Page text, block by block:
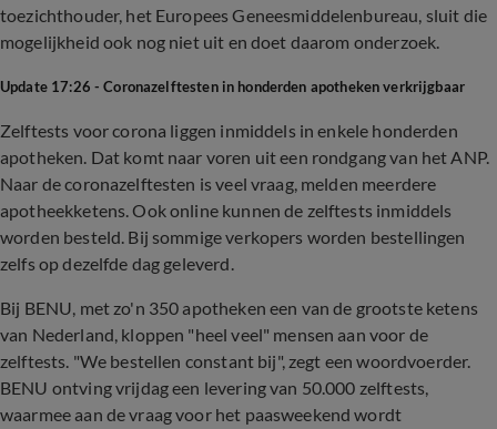
toezichthouder, het Europees Geneesmiddelenbureau, sluit die
mogelijkheid ook nog niet uit en doet daarom onderzoek.
Update 17:26 - Coronazelftesten in honderden apotheken verkrijgbaar
Zelftests voor corona liggen inmiddels in enkele honderden
apotheken. Dat komt naar voren uit een rondgang van het ANP.
Naar de coronazelftesten is veel vraag, melden meerdere
apotheekketens. Ook online kunnen de zelftests inmiddels
worden besteld. Bij sommige verkopers worden bestellingen
zelfs op dezelfde dag geleverd.
Bij BENU, met zo'n 350 apotheken een van de grootste ketens
van Nederland, kloppen "heel veel" mensen aan voor de
zelftests. "We bestellen constant bij", zegt een woordvoerder.
BENU ontving vrijdag een levering van 50.000 zelftests,
waarmee aan de vraag voor het paasweekend wordt